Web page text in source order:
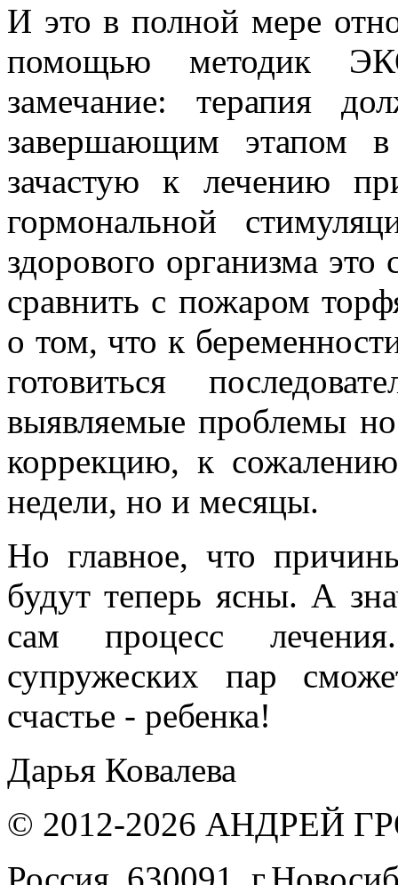
И это в полной мере
помощью методик
замечание: терапия
завершающим этапом
зачастую к лечению
гормональной
здорового организма
сравнить с пожаром
о том, что к
готовиться
выявляемые проблемы
коррекцию, к
недели, но и месяцы.
Но главное, что
будут теперь ясны. А
сам процесс
супружеских пар
счастье - ребенка!
Дарья Ковалева
© 2012-2026 АНДРЕЙ